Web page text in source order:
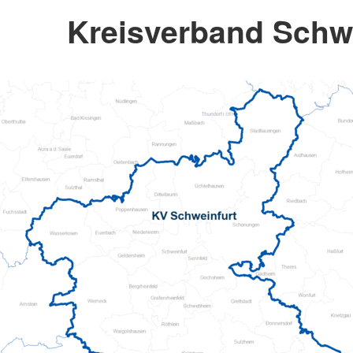
Kreisverband